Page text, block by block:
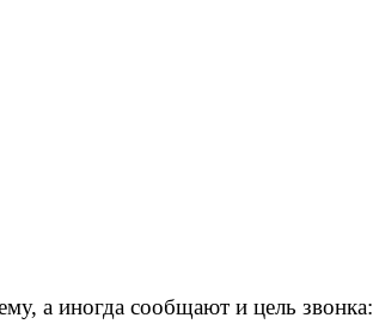
а иногда сообщают и цель звонка: